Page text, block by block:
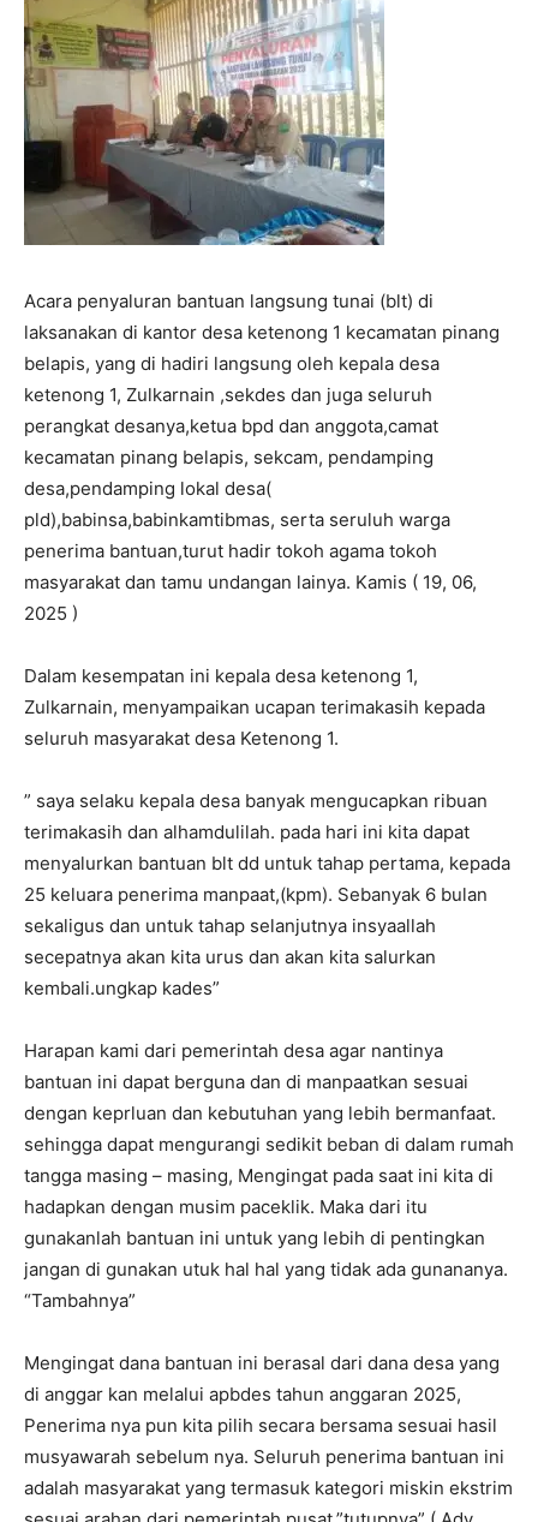
Acara penyaluran bantuan langsung tunai (blt) di
laksanakan di kantor desa ketenong 1 kecamatan pinang
belapis, yang di hadiri langsung oleh kepala desa
ketenong 1, Zulkarnain ,sekdes dan juga seluruh
perangkat desanya,ketua bpd dan anggota,camat
kecamatan pinang belapis, sekcam, pendamping
desa,pendamping lokal desa(
pld),babinsa,babinkamtibmas, serta seruluh warga
penerima bantuan,turut hadir tokoh agama tokoh
masyarakat dan tamu undangan lainya. Kamis ( 19, 06,
2025 )
Dalam kesempatan ini kepala desa ketenong 1,
Zulkarnain, menyampaikan ucapan terimakasih kepada
seluruh masyarakat desa Ketenong 1.
” saya selaku kepala desa banyak mengucapkan ribuan
terimakasih dan alhamdulilah. pada hari ini kita dapat
menyalurkan bantuan blt dd untuk tahap pertama, kepada
25 keluara penerima manpaat,(kpm). Sebanyak 6 bulan
sekaligus dan untuk tahap selanjutnya insyaallah
secepatnya akan kita urus dan akan kita salurkan
kembali.ungkap kades”
Harapan kami dari pemerintah desa agar nantinya
bantuan ini dapat berguna dan di manpaatkan sesuai
dengan keprluan dan kebutuhan yang lebih bermanfaat.
sehingga dapat mengurangi sedikit beban di dalam rumah
tangga masing – masing, Mengingat pada saat ini kita di
hadapkan dengan musim paceklik. Maka dari itu
gunakanlah bantuan ini untuk yang lebih di pentingkan
jangan di gunakan utuk hal hal yang tidak ada gunananya.
“Tambahnya”
Mengingat dana bantuan ini berasal dari dana desa yang
di anggar kan melalui apbdes tahun anggaran 2025,
Penerima nya pun kita pilih secara bersama sesuai hasil
musyawarah sebelum nya. Seluruh penerima bantuan ini
adalah masyarakat yang termasuk kategori miskin ekstrim